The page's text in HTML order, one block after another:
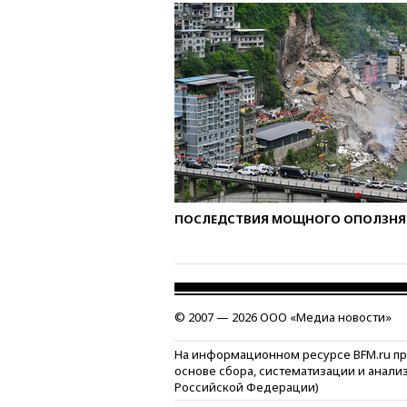
ПОСЛЕДСТВИЯ МОЩНОГО ОПОЛЗНЯ
© 2007 — 2026 ООО «Медиа новости»
На информационном ресурсе BFM.ru
основе сбора, систематизации и
Российской Федерации)